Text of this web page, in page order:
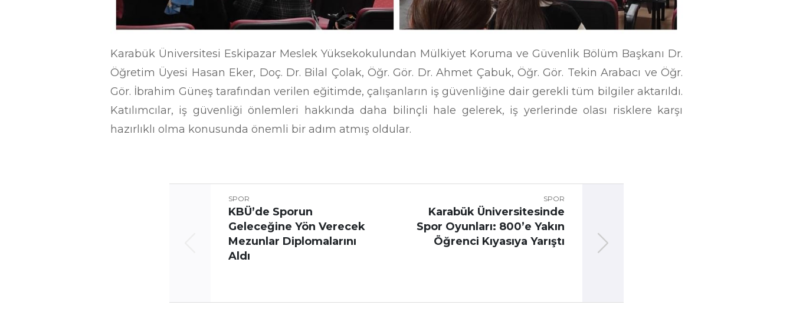
Karabük Üniversitesi Eskipazar Meslek Yüksekokulundan Mülkiyet Koruma ve Güvenlik Bölüm Başkanı Dr.
Öğretim Üyesi Hasan Eker, Doç. Dr. Bilal Çolak, Öğr. Gör. Dr. Ahmet Çabuk, Öğr. Gör. Tekin Arabacı ve Öğr.
Gör. İbrahim Güneş tarafından verilen eğitimde, çalışanların iş güvenliğine dair gerekli tüm bilgiler aktarıldı.
Katılımcılar, iş güvenliği önlemleri hakkında daha bilinçli hale gelerek, iş yerlerinde olası risklere karşı
hazırlıklı olma konusunda önemli bir adım atmış oldular.
SPOR
KBÜ’de Sporun
Geleceğine Yön Verecek
Mezunlar Diplomalarını
Aldı
SPOR
Karabük Üniversitesinde
Spor Oyunları: 800’e Yakın
Öğrenci Kıyasıya Yarıştı
Turnuvasında Çifte Kupa